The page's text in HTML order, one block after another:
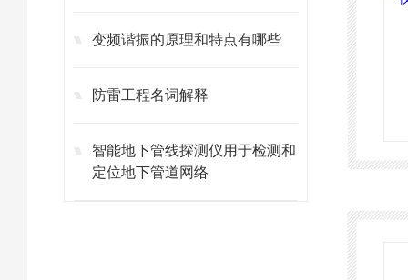
变频谐振的原理和特点有哪些
防雷工程名词解释
智能地下管线探测仪用于检测和
定位地下管道网络